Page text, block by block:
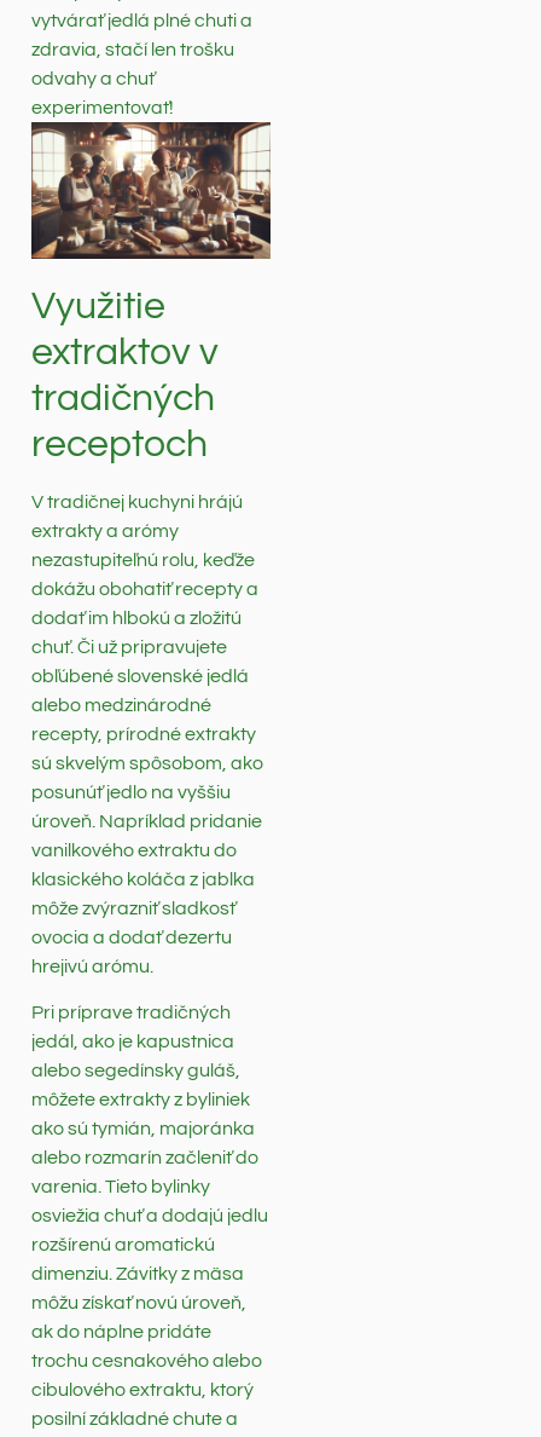
vytvárať jedlá plné chuti a
zdravia, stačí len trošku
odvahy a chuť
experimentovať!
Využitie
extraktov v
tradičných
receptoch
V tradičnej kuchyni hrájú
extrakty a arómy
nezastupiteľnú rolu, keďže
dokážu obohatiť recepty a
dodať im hlbokú a zložitú
chuť. Či už pripravujete
obľúbené slovenské jedlá
alebo medzinárodné
recepty, prírodné extrakty
sú skvelým spôsobom, ako
posunúť jedlo na vyššiu
úroveň. Napríklad pridanie
vanilkového extraktu do
klasického koláča z jablka
môže zvýrazniť sladkosť
ovocia a dodať dezertu
hrejivú arómu.
Pri príprave tradičných
jedál, ako je kapustnica
alebo segedínsky guláš,
môžete extrakty z byliniek
ako sú tymián, majoránka
alebo rozmarín začleniť do
varenia. Tieto bylinky
osviežia chuť a dodajú jedlu
rozšírenú aromatickú
dimenziu. Závitky z mäsa
môžu získať novú úroveň,
ak do náplne pridáte
trochu cesnakového alebo
cibulového extraktu, ktorý
posilní základné chute a